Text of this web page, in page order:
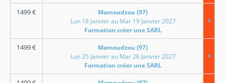
1499€
Mamoudzou (97)
Lun 18 Janvier au Mar 19 Janvier 2027
Formation créer une SARL
1499€
Mamoudzou (97)
Lun 25 Janvier au Mar 26 Janvier 2027
Formation créer une SARL